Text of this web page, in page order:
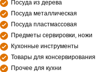
Посуда из дерева
Посуда металлическая
Посуда пластмассовая
Предметы сервировки, ножи
Кухонные инструменты
Товары для консервирования
Прочее для кухни